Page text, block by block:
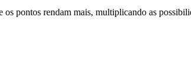
pontos rendam mais, multiplicando as